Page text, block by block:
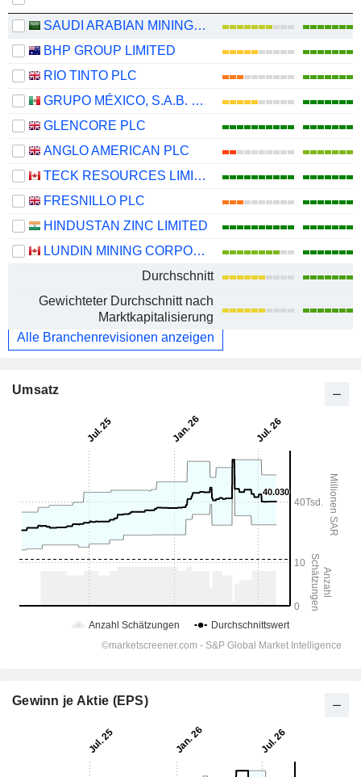
SAUDI ARABIAN MINING COMPANY (MAADEN)
BHP GROUP LIMITED
RIO TINTO PLC
GRUPO MÉXICO, S.A.B. DE C.V.
GLENCORE PLC
ANGLO AMERICAN PLC
TECK RESOURCES LIMITED
FRESNILLO PLC
HINDUSTAN ZINC LIMITED
LUNDIN MINING CORPORATION
Durchschnitt
Gewichteter Durchschnitt nach
Marktkapitalisierung
Alle Branchenrevisionen anzeigen
Umsatz
Gewinn je Aktie (EPS)